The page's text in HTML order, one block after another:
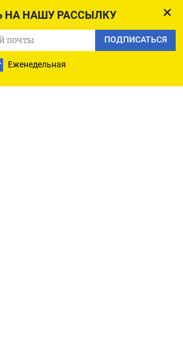
НА НАШУ РАССЫЛКУ
ПОДПИСАТЬСЯ
Еженедельная
миллиарда рублей по номиналу
и допразмещение этих бумаг
рублей по номиналу также